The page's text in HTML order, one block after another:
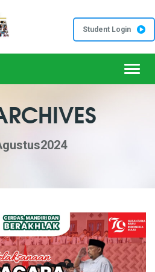
Student Login